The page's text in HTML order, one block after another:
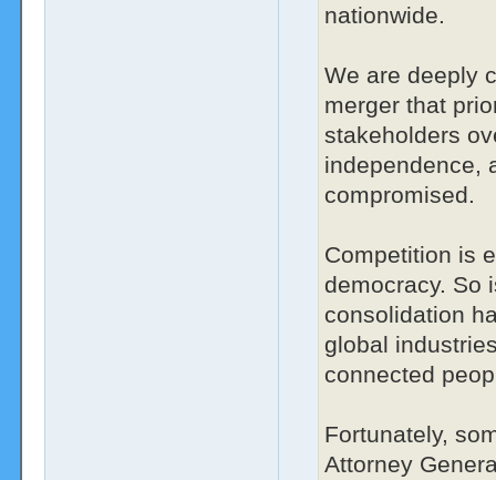
nationwide.
We are deeply
merger that
stakeholders
independence,
compromised.
Competition is
democracy. So
consolidation
global
connected
Fortunately,
Attorney